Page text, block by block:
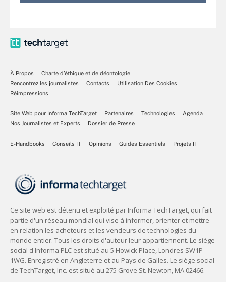
À Propos
Charte d’éthique et de déontologie
Rencontrez les journalistes
Contacts
Utilisation Des Cookies
Réimpressions
Site Web pour Informa TechTarget Partenaires Technologies
Agenda
Nos Journalistes et Experts
Dossier de Presse
E-Handbooks Conseils IT Opinions Guides Essentiels Projets IT